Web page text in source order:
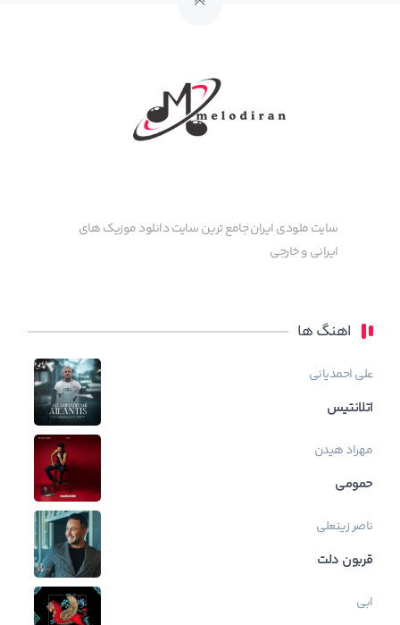
سایت ملودی ایران جامع ترین سایت دانلود موزیک های
ایرانی و خارجی
اهنگ ها
علی احمدیانی
اتلانتیس
مهراد هیدن
حمومی
ناصر زینعلی
قربون دلت
ابی